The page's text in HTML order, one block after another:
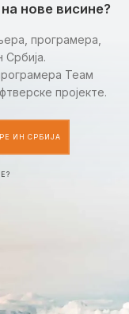
нове висине?
програмера,
Србија.
Теам
пројекте.
ИН СРБИЈА